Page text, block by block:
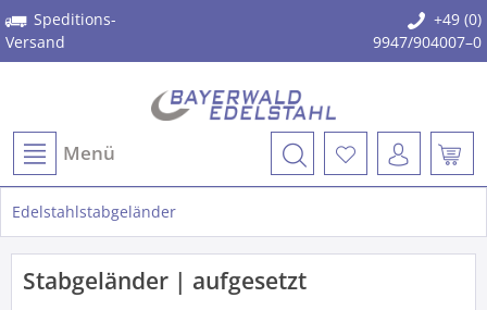
Speditions-
Versand
+49 (0)
9947/904007–0
Menü
Edelstahlstabgeländer
Stabgeländer | aufgesetzt